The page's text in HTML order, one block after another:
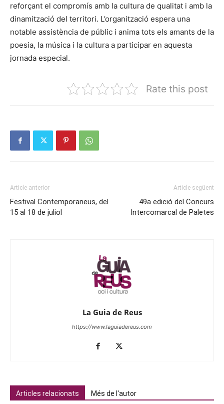
reforçant el compromís amb la cultura de qualitat i amb la
dinamització del territori. L’organització espera una
notable assistència de públic i anima tots els amants de la
poesia, la música i la cultura a participar en aquesta
jornada especial.
Rate this post
Article anterior
Festival Contemporaneus, del
15 al 18 de juliol
Article següent
49a edició del Concurs
Intercomarcal de Paletes
La Guia de Reus
https://www.laguiadereus.com
Articles relacionats Més de l'autor